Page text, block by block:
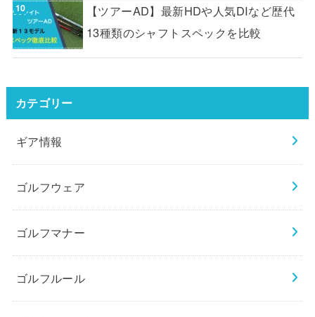
【ツアーAD】最新HDや人気DIなど歴代
13種類のシャフトスペックを比較
カテゴリー
ギア情報
ゴルフウェア
ゴルフマナー
ゴルフルール